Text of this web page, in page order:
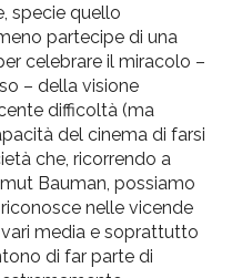
specie quello
partecipe di una
celebrare il miracolo –
– della visione
difficoltà (ma
del cinema di farsi
che, ricorrendo a
Bauman, possiamo
riconosce nelle vicende
media e soprattutto
di far parte di